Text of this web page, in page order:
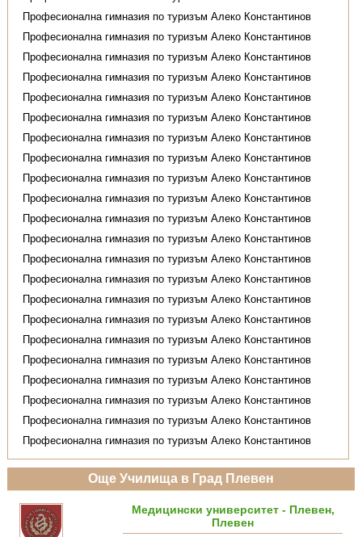
Професионална гимназия по туризъм Алеко Константинов
Професионална гимназия по туризъм Алеко Константинов
Професионална гимназия по туризъм Алеко Константинов
Професионална гимназия по туризъм Алеко Константинов
Професионална гимназия по туризъм Алеко Константинов
Професионална гимназия по туризъм Алеко Константинов
Професионална гимназия по туризъм Алеко Константинов
Професионална гимназия по туризъм Алеко Константинов
Професионална гимназия по туризъм Алеко Константинов
Професионална гимназия по туризъм Алеко Константинов
Професионална гимназия по туризъм Алеко Константинов
Професионална гимназия по туризъм Алеко Константинов
Професионална гимназия по туризъм Алеко Константинов
Професионална гимназия по туризъм Алеко Константинов
Професионална гимназия по туризъм Алеко Константинов
Професионална гимназия по туризъм Алеко Константинов
Професионална гимназия по туризъм Алеко Константинов
Професионална гимназия по туризъм Алеко Константинов
Професионална гимназия по туризъм Алеко Константинов
Професионална гимназия по туризъм Алеко Константинов
Професионална гимназия по туризъм Алеко Константинов
Професионална гимназия по туризъм Алеко Константинов
Още Училища в Град Плевен
Медицински университет - Плевен,
Плевен